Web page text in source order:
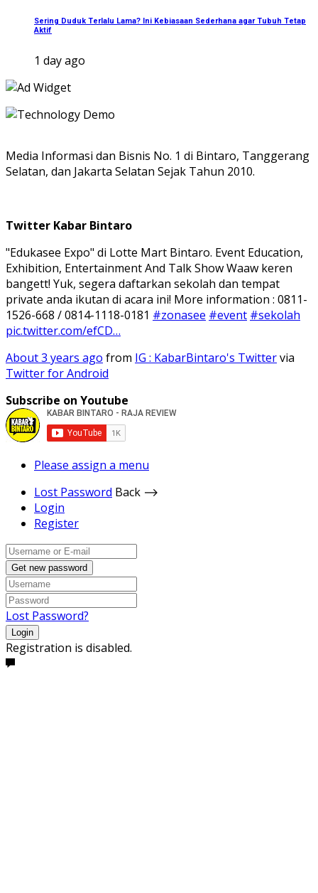
Sering Duduk Terlalu Lama? Ini Kebiasaan Sederhana agar Tubuh Tetap
Aktif
1 day ago
Media Informasi dan Bisnis No. 1 di Bintaro, Tanggerang
Selatan, dan Jakarta Selatan Sejak Tahun 2010.
Twitter Kabar Bintaro
"Edukasee Expo" di Lotte Mart Bintaro. Event Education,
Exhibition, Entertainment And Talk Show Waaw keren
bangett! Yuk, segera daftarkan sekolah dan tempat
private anda ikutan di acara ini! More information : 0811-
1526-668 / 0814-1118-0181 #zonasee #event #sekolah
pic.twitter.com/efCD…
About 3 years ago from IG : KabarBintaro's Twittervia
Twitter for Android
Subscribe on Youtube
Please assign a menu
Lost Password Back ⟶
Login
Register
Get new password
Lost Password?
Login
Registration is disabled.